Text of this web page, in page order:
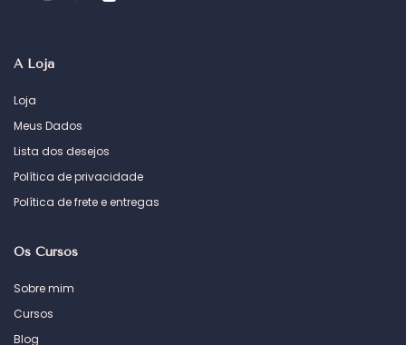
A Loja
Loja
Meus Dados
Lista dos desejos
Política de privacidade
Política de frete e entregas
Os Cursos
Sobre mim
Cursos
Blog